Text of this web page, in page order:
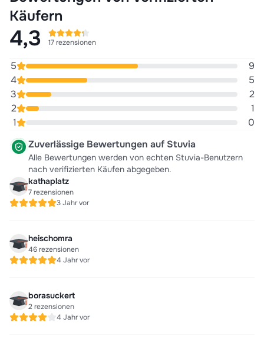
Käufern
kathaplatz
7 rezensionen
3 Jahr vor
heischomra
46 rezensionen
4 Jahr vor
borasuckert
2 rezensionen
4 Jahr vor
4,3 17 rezensionen
5
9
4
5
3
2
2
1
1
0
Zuverlässige Bewertungen auf Stuvia
Alle Bewertungen werden von echten Stuvia-Benutzern
nach verifizierten Käufen abgegeben.